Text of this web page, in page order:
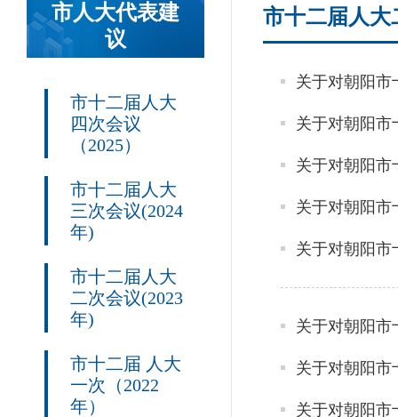
市人大代表建
议
市十二届人大
四次会议
（2025）
市十二届人大
三次会议(2024
年)
市十二届人大
二次会议(2023
年)
市十二届 人大
一次（2022
年）
市十二届人大